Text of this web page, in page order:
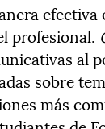
profesional.
al
sobre
más